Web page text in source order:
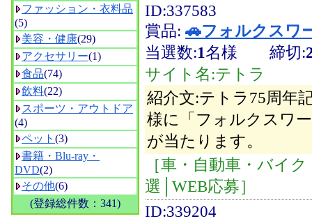
ファッション・衣料品
(5)
美容・健康(29)
アクセサリー(1)
食品(74)
飲料(22)
スポーツ・アウトドア
(4)
ペット (3)
書籍・Blu-ray・
DVD(2)
その他(6)
(登録総件数：341)
ID:337583
賞品: 🚗フォルクスワ
当選数:1名様 締切:
サイト名:テトラ
紹介文:テトラ75周年
様に「フォルクスワ
が当たります。
［車・自動車・バイ
選│WEB応募］
ID:339204